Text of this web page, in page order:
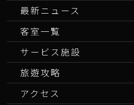
最新ニュース
客室一覧
サービス施設
旅遊攻略
アクセス